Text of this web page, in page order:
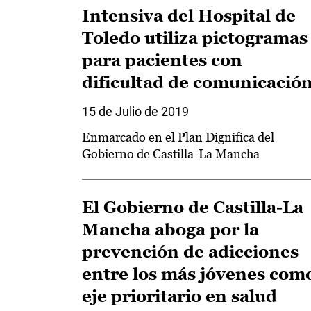
Intensiva del Hospital de
Toledo utiliza pictogramas
para pacientes con
dificultad de
15 de Julio de 2019
Enmarcado en el Plan Dignifica del
Gobierno de Castilla-La Mancha
El Gobierno de Castilla-La
Mancha aboga por la
prevención de adicciones
entre los más jóvenes
eje prioritario en salud